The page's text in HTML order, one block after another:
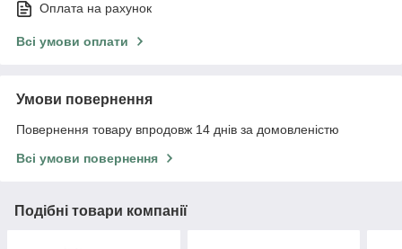
Оплата на рахунок
Всі умови оплати
Умови повернення
Повернення товару впродовж 14 днів за домовленістю
Всі умови повернення
Подібні товари компанії